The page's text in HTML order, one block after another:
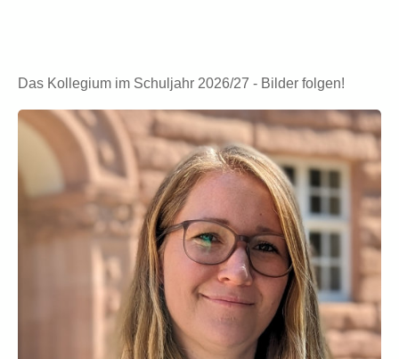
Das Kollegium im Schuljahr 2026/27 - Bilder folgen!